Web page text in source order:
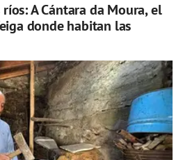
A Cántara da Moura, el
donde habitan las